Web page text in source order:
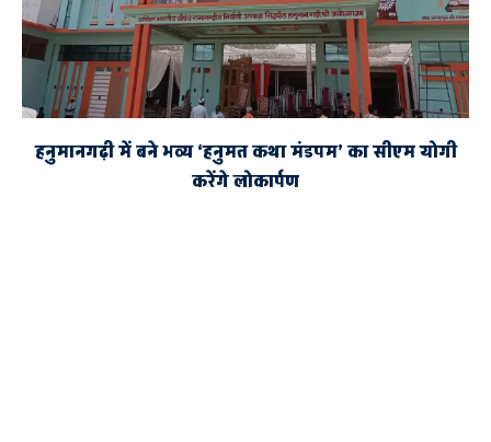
हनुमानगढ़ी में बने भव्य ‘हनुमत कथा मंडपम’ का सीएम योगी
करेंगे लोकार्पण